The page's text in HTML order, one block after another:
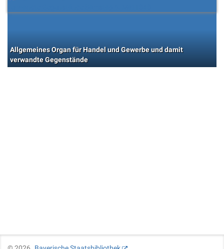
Allgemeines Organ für Handel und Gewerbe und damit
verwandte Gegenstände